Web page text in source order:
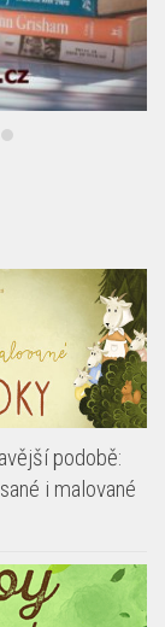
podobě:
i malované